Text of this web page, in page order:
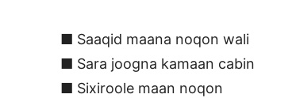
■ Saaqid maana noqon wali
■ Sara joogna kamaan cabin
■ Sixiroole maan noqon